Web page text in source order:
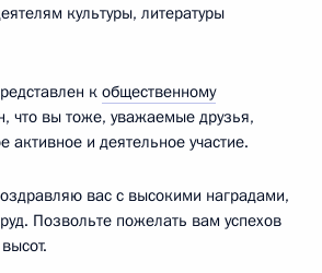
культуры, литературы
к общественному
что вы тоже, уважаемые друзья,
активное и деятельное участие.
вас с высокими наградами,
Позвольте пожелать вам успехов